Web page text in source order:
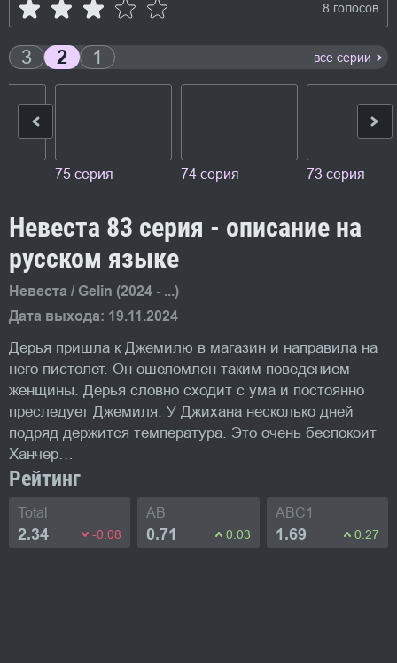
8 голосов
3 2 1 все серии
75 серия 74 серия 73 серия
Невеста 83 серия - описание на
русском языке
Невеста / Gelin (2024 - ...)
Дата выхода: 19.11.2024
Дерья пришла к Джемилю в магазин и направила на
него пистолет. Он ошеломлен таким поведением
женщины. Дерья словно сходит с ума и постоянно
преследует Джемиля. У Джихана несколько дней
подряд держится температура. Это очень беспокоит
Ханчер…
Рейтинг
Total
2.34 -0.08
AB
0.71 0.03
ABC1
1.69 0.27